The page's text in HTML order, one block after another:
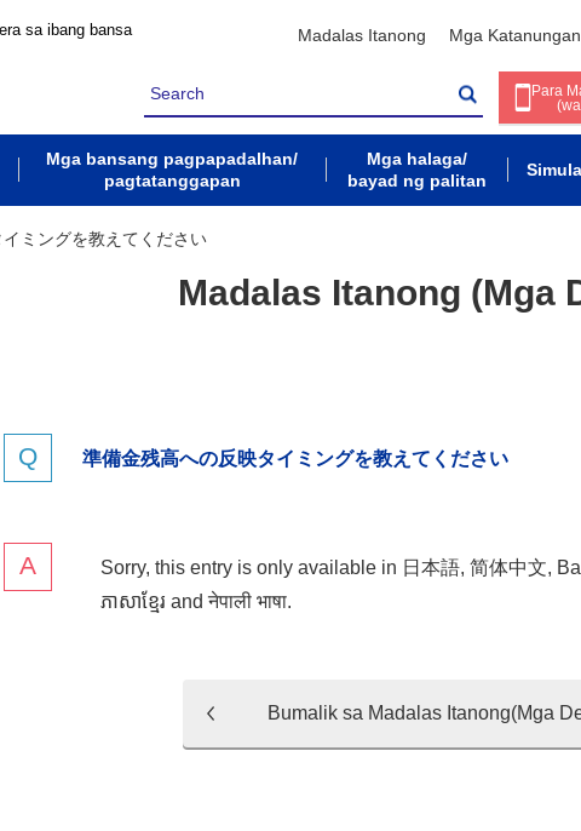
sa ibang bansa Madalas Itanong Mga Katanungan
Para
Mga bansang pagpapadalhan/
pagtatanggapan
Mga halaga/
bayad ng palitan
ミングを教えてください
Madalas Itanong (Mga
準備金残高への反映タイミングを教えてください
Sorry, this entry is only available in 日本語,简体中文,
ភាសាខ្មែរ andनेपाली भाषा.
Bumalik sa Madalas Itanong(Mga